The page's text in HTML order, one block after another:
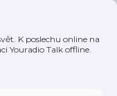
K poslechu online na
Youradio Talk offline.